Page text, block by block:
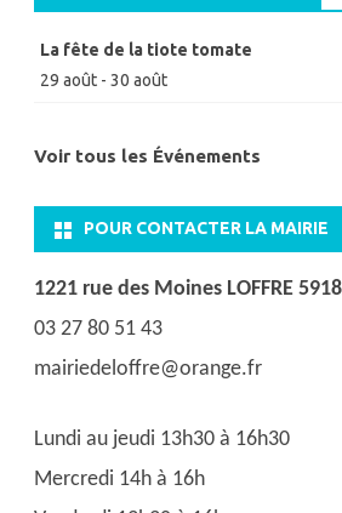
La fête de la tiote tomate
29 août - 30 août
Voir tous les Événements
POUR CONTACTER LA MAIRIE
1221 rue des Moines LOFFRE
03 27 80 51 43
mairiedeloffre@orange.fr
Lundi au jeudi 13h30 à 16h30
Mercredi 14h à 16h